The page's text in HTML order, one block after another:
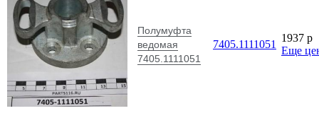
Полумуфта
ведомая
7405.1111051
7405.1111051
1937 p
Еще